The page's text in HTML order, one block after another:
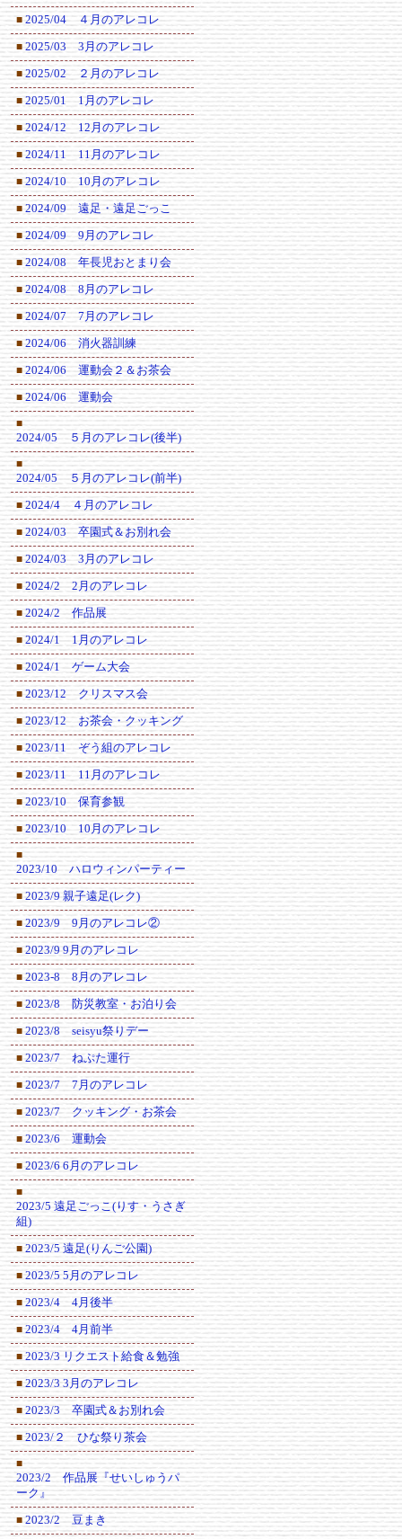
■ 2025/04 ４月のアレコレ
■ 2025/03 3月のアレコレ
■ 2025/02 ２月のアレコレ
■ 2025/01 1月のアレコレ
■ 2024/12 12月のアレコレ
■ 2024/11 11月のアレコレ
■ 2024/10 10月のアレコレ
■ 2024/09 遠足・遠足ごっこ
■ 2024/09 9月のアレコレ
■ 2024/08 年長児おとまり会
■ 2024/08 8月のアレコレ
■ 2024/07 7月のアレコレ
■ 2024/06 消火器訓練
■ 2024/06 運動会２＆お茶会
■ 2024/06 運動会
■
2024/05 ５月のアレコレ(後半)
■
2024/05 ５月のアレコレ(前半)
■ 2024/4 ４月のアレコレ
■ 2024/03 卒園式＆お別れ会
■ 2024/03 3月のアレコレ
■ 2024/2 2月のアレコレ
■ 2024/2 作品展
■ 2024/1 1月のアレコレ
■ 2024/1 ゲーム大会
■ 2023/12 クリスマス会
■ 2023/12 お茶会・クッキング
■ 2023/11 ぞう組のアレコレ
■ 2023/11 11月のアレコレ
■ 2023/10 保育参観
■ 2023/10 10月のアレコレ
■
2023/10 ハロウィンパーティー
■ 2023/9 親子遠足(レク)
■ 2023/9 9月のアレコレ②
■ 2023/9 9月のアレコレ
■ 2023-8 8月のアレコレ
■ 2023/8 防災教室・お泊り会
■ 2023/8 seisyu祭りデー
■ 2023/7 ねぷた運行
■ 2023/7 7月のアレコレ
■ 2023/7 クッキング・お茶会
■ 2023/6 運動会
■ 2023/6 6月のアレコレ
■
2023/5 遠足ごっこ(りす・うさぎ
組)
■ 2023/5 遠足(りんご公園)
■ 2023/5 5月のアレコレ
■ 2023/4 4月後半
■ 2023/4 4月前半
■ 2023/3 リクエスト給食＆勉強
■ 2023/3 3月のアレコレ
■ 2023/3 卒園式＆お別れ会
■ 2023/２ ひな祭り茶会
■
2023/2 作品展『せいしゅうパ
ーク』
■ 2023/2 豆まき